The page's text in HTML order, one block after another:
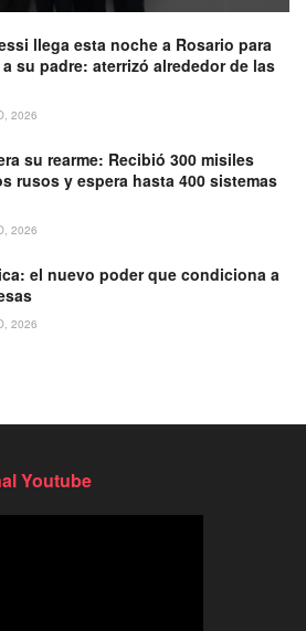
llega esta noche a Rosario para
su padre: aterrizó alrededor de las
2026
su rearme: Recibió 300 misiles
rusos y espera hasta 400 sistemas
2026
el nuevo poder que condiciona a
2026
Youtube